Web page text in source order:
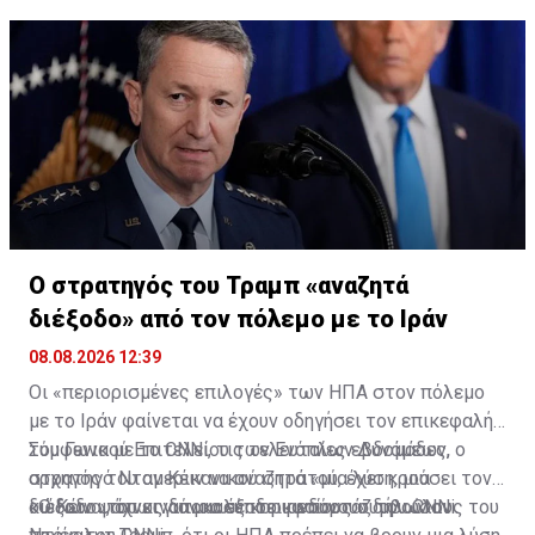
Ο στρατηγός του Τραμπ «αναζητά
διέξοδο» από τον πόλεμο με το Ιράν
08.08.2026 12:39
Οι «περιορισμένες επιλογές» των ΗΠΑ στον πόλεμο
με το Ιράν φαίνεται να έχουν οδηγήσει τον επικεφαλής
του Γενικού Επιτελείου των Ενόπλων Δυνάμεων,
στρατηγό Νταν Κέιν να αναζητά «μια λύση, μια
διέξοδο», όπως αποκαλύπτει ρεπορτάζ του CNNi.
Σύμφωνα με το CNNi, τις τελευταίες εβδομάδες, ο
αρχηγός του αμερικανικού στρατού, έχει κρούσει τον
κώδωνα του κινδύνου σε κορυφαίους συμβούλους του
«Ο Κέιν ψάχνει για μια έξοδο κινδύνου» δήλωσαν